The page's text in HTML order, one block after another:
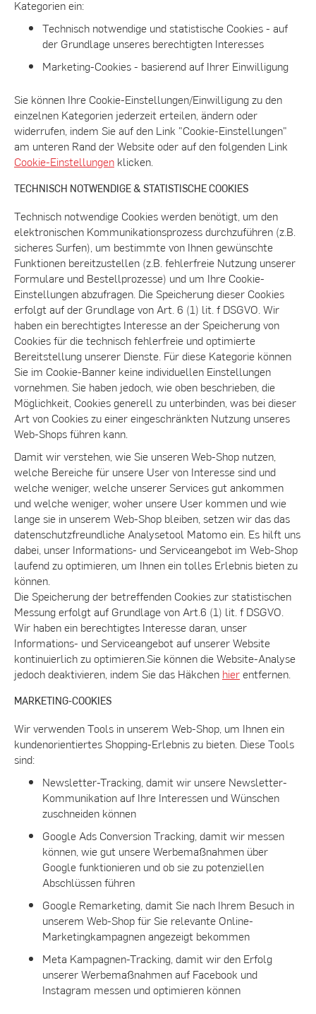
Kategorien ein:
Technisch notwendige und statistische Cookies - auf
der Grundlage unseres berechtigten Interesses
Marketing-Cookies - basierend auf Ihrer Einwilligung
Sie können Ihre Cookie-Einstellungen/Einwilligung zu den
einzelnen Kategorien jederzeit erteilen, ändern oder
widerrufen, indem Sie auf den Link "Cookie-Einstellungen"
am unteren Rand der Website oder auf den folgenden Link
Cookie-Einstellungen klicken.
TECHNISCH NOTWENDIGE & STATISTISCHE COOKIES
Technisch notwendige Cookies werden benötigt, um den
elektronischen Kommunikationsprozess durchzuführen (z.B.
sicheres Surfen), um bestimmte von Ihnen gewünschte
Funktionen bereitzustellen (z.B. fehlerfreie Nutzung unserer
Formulare und Bestellprozesse) und um Ihre Cookie-
Einstellungen abzufragen. Die Speicherung dieser Cookies
erfolgt auf der Grundlage von Art. 6 (1) lit. f DSGVO. Wir
haben ein berechtigtes Interesse an der Speicherung von
Cookies für die technisch fehlerfreie und optimierte
Bereitstellung unserer Dienste. Für diese Kategorie können
Sie im Cookie-Banner keine individuellen Einstellungen
vornehmen. Sie haben jedoch, wie oben beschrieben, die
Möglichkeit, Cookies generell zu unterbinden, was bei dieser
Art von Cookies zu einer eingeschränkten Nutzung unseres
Web-Shops führen kann.
Damit wir verstehen, wie Sie unseren Web-Shop nutzen,
welche Bereiche für unsere User von Interesse sind und
welche weniger, welche unserer Services gut ankommen
und welche weniger, woher unsere User kommen und wie
lange sie in unserem Web-Shop bleiben, setzen wir das das
datenschutzfreundliche Analysetool Matomo ein. Es hilft uns
dabei, unser Informations- und Serviceangebot im Web-Shop
laufend zu optimieren, um Ihnen ein tolles Erlebnis bieten zu
können.
Die Speicherung der betreffenden Cookies zur statistischen
Messung erfolgt auf Grundlage von Art.6 (1) lit. f DSGVO.
Wir haben ein berechtigtes Interesse daran, unser
Informations- und Serviceangebot auf unserer Website
kontinuierlich zu optimieren.Sie können die Website-Analyse
jedoch deaktivieren, indem Sie das Häkchen hierentfernen.
MARKETING-COOKIES
Wir verwenden Tools in unserem Web-Shop, um Ihnen ein
kundenorientiertes Shopping-Erlebnis zu bieten. Diese Tools
sind:
Newsletter-Tracking, damit wir unsere Newsletter-
Kommunikation auf Ihre Interessen und Wünschen
zuschneiden können
Google Ads Conversion Tracking, damit wir messen
können, wie gut unsere Werbemaßnahmen über
Google funktionieren und ob sie zu potenziellen
Abschlüssen führen
Google Remarketing, damit Sie nach Ihrem Besuch in
unserem Web-Shop für Sie relevante Online-
Marketingkampagnen angezeigt bekommen
Meta Kampagnen-Tracking, damit wir den Erfolg
unserer Werbemaßnahmen auf Facebook und
Instagram messen und optimieren können